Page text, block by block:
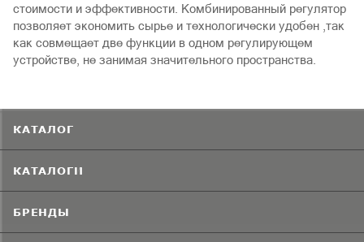
стоимости и эффективности. Комбинированный регулятор
позволяет экономить сырье и технологически удобен ,так
как совмещает две функции в одном регулирующем
устройстве, не занимая значительного пространства.
КАТАЛОГ
КАТАЛОГИ
БРЕНДЫ